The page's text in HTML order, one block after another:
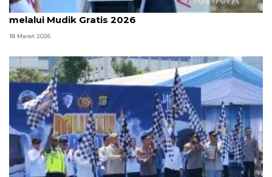
Jasa Raharja berangkatkan 23.500 pemudik
melalui Mudik Gratis 2026
18 Maret 2026